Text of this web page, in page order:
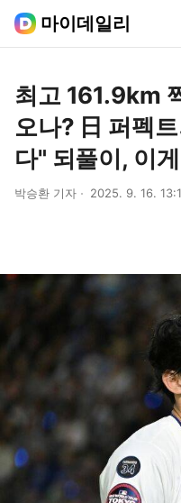
마이데일리
최고 161.9km
오나? 日 퍼펙
다" 되풀이, 이
박승환 기자 2025. 9. 16.